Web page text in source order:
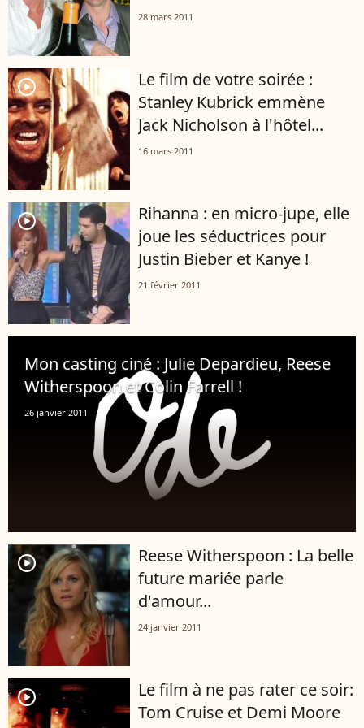
28 mars 2011
player2
Le film de votre soirée :
Stanley Kubrick emmène
Jack Nicholson à l'hôtel...
16 mars 2011
player2
Rihanna : en micro-jupe, elle
joue les séductrices pour
Justin Bieber et Kanye !
21 février 2011
Mon casting ciné : Julie Depardieu, Reese
Witherspoon et Colin Farrell !
26 janvier 2011
player2
Reese Witherspoon : La belle
future mariée parle
d'amour...
24 janvier 2011
player2
Le film à ne pas rater ce soir:
Tom Cruise et Demi Moore